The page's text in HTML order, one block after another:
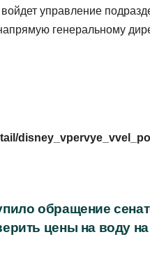
управление
генеральному
обращение
цены на воду